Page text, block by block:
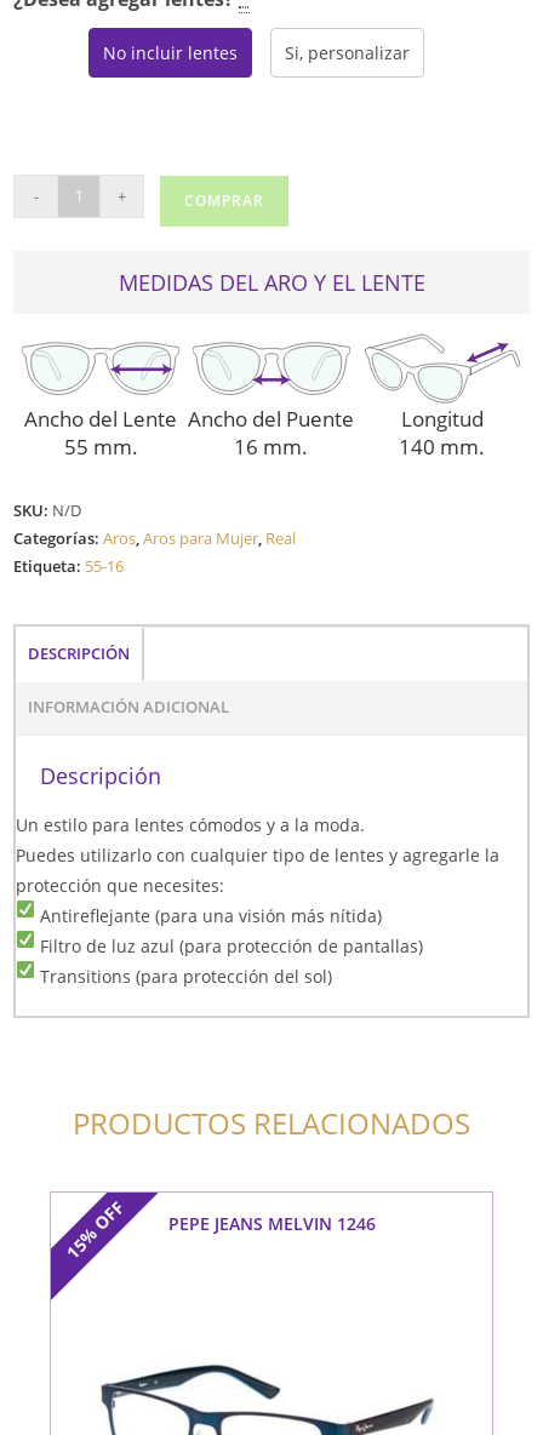
No incluir lentes Si, personalizar
LE6442
- + COMPRAR
MEDIDAS DEL ARO Y EL LENTE
Ancho del Lente
55 mm.
Ancho del Puente
16 mm.
Longitud
140 mm.
SKU: N/D
Categorías:Aros,Aros para Mujer, Real
Etiqueta: 55-16
DESCRIPCIÓN
INFORMACIÓN ADICIONAL
Descripción
Un estilo para lentes cómodos y a la moda.
Puedes utilizarlo con cualquier tipo de lentes y agregarle la
protección que necesites:
Antireflejante (para una visión más nítida)
Filtro de luz azul (para protección de pantallas)
Transitions (para protección del sol)
PRODUCTOS RELACIONADOS
15%
OFF PEPE JEANS MELVIN 1246